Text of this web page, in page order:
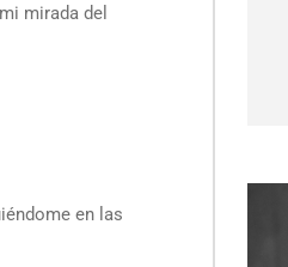
mirada del
en las